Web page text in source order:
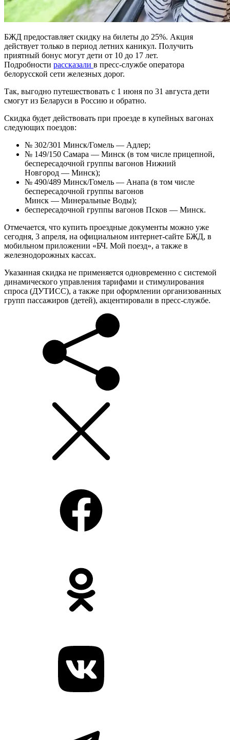
БЖД предоставляет скидку на билеты до 25%. Акция
действует только в период летних каникул. Получить
приятный бонус могут дети от 10 до 17 лет.
Подробности рассказали в пресс-службе оператора
белорусской сети железных дорог.
Так, выгодно путешествовать с 1 июня по 31 августа дети
смогут из Беларуси в Россию и обратно.
Скидка будет действовать при проезде в купейных вагонах
следующих поездов:
№ 302/301 Минск/Гомель — Адлер;
№ 149/150 Самара — Минск (в том числе прицепной,
беспересадочной группы вагонов Нижний
Новгород — Минск);
№ 490/489 Минск/Гомель — Анапа (в том числе
беспересадочной группы вагонов
Минск — Минеральные Воды);
беспересадочной группы вагонов Псков — Минск.
Отмечается, что купить проездные документы можно уже
сегодня, 3 апреля, на официальном интернет-сайте БЖД, в
мобильном приложении «БЧ. Мой поезд», а также в
железнодорожных кассах.
Указанная скидка не применяется одновременно с системой
динамического управления тарифами и стимулирования
спроса (ДУТИСС), а также при оформлении организованных
групп пассажиров (детей), акцентировали в пресс-службе.